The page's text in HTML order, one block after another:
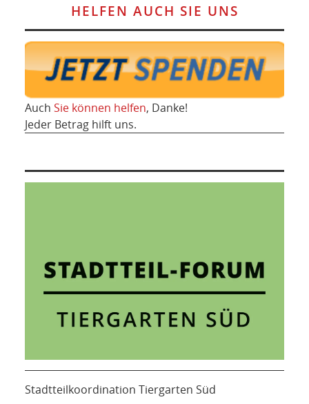
HELFEN AUCH SIE UNS
Auch Sie können helfen, Danke!
Jeder Betrag hilft uns.
Stadtteilkoordination Tiergarten Süd